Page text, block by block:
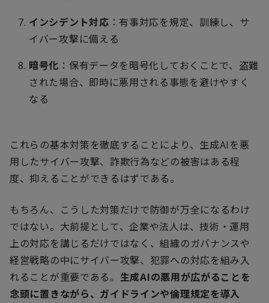
インシデント対応 ：有事対応を規定、訓練し、サ
イバー攻撃に備える
暗号化 ：保有データを暗号化しておくことで、盗難
された場合、即時に悪用される事態を避けやすく
なる
これらの基本対策を徹底することにより、生成AI を悪
用したサイバー攻撃、詐欺行為などの被害はある程
度、抑えることができるはずである。
もちろん、こうした対策だけで防御が万全になるわけ
ではない。大前提として、企業や法人は、技術・運用
上の対応を講じるだけではなく、組織のガバナンスや
経営戦略の中にサイバー攻撃、犯罪への対応を組み入
れることが重要である。 生成AIの悪用が広がることを
念頭に置きながら、ガイドラインや倫理規定を導入